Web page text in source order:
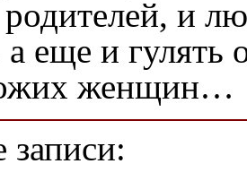
и
еще и гулять
женщин…